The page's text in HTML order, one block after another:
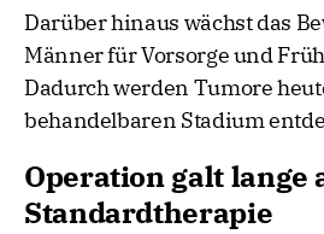
Darüber hinaus wächst das
Männer für Vorsorge und
Dadurch werden Tumore
behandelbaren Stadium
Operation galt lange
Standardtherapie